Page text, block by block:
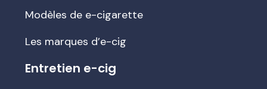
Modèles de e-cigarette
Les marques d’e-cig
Entretien e-cig